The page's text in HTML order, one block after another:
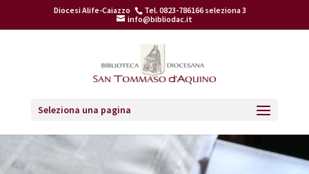
Diocesi Alife-Caiazzo
Tel. 0823-786166 seleziona 3
info@bibliodac.it
Seleziona una pagina
Home> Ultime Notizie